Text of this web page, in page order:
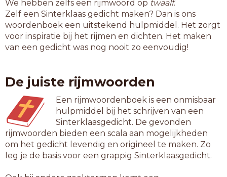
loshangen
toegangen
uitgangen
uithangen
uitvangen
verlangen
volhangen
walgangen
weghangen
wegvangen
zijgangen
We hebben zelfs een rijmwoord op twaalf.
Zelf een Sinterklaas gedicht maken? Dan is ons
woordenboek een uitstekend hulpmiddel. Het zorgt
voor inspiratie bij het rijmen en dichten. Het maken
van een gedicht was nog nooit zo eenvoudig!
De juiste rijmwoorden
Een rijmwoordenboek is een onmisbaar
hulpmiddel bij het schrijven van een
Sinterklaasgedicht. De gevonden
rijmwoorden bieden een scala aan mogelijkheden
om het gedicht levendig en origineel te maken. Zo
leg je de basis voor een grappig Sinterklaasgedicht.